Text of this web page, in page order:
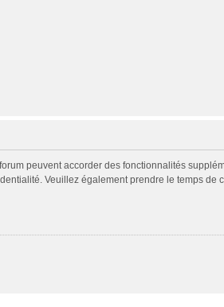
peuvent accorder des fonctionnalités
Veuillez également prendre le temps de